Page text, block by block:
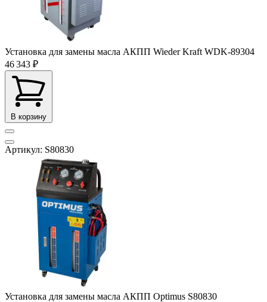
Установка для замены масла АКПП Wieder Kraft WDK-89304
46 343 ₽
В корзину
Артикул: S80830
Установка для замены масла АКПП Optimus S80830